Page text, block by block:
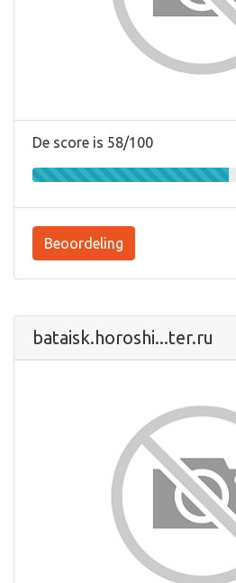
De score is 58/100
Beoordeling
bataisk.horoshi...ter.ru